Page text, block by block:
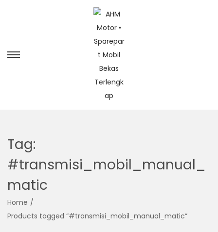
Tag:
#transmisi_mobil_manual_
matic
Home /
Products tagged “#transmisi_mobil_manual_matic”